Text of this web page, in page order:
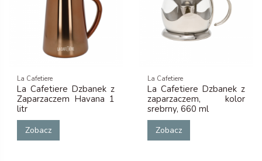
La Cafetiere
La Cafetiere Dzbanek z
Zaparzaczem Havana 1
litr
Zobacz
La Cafetiere
La Cafetiere Dzbanek z
zaparzaczem, kolor
srebrny, 660 ml
Zobacz